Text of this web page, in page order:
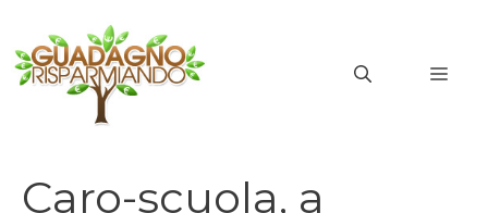
contenuto
Caro-scuola, a